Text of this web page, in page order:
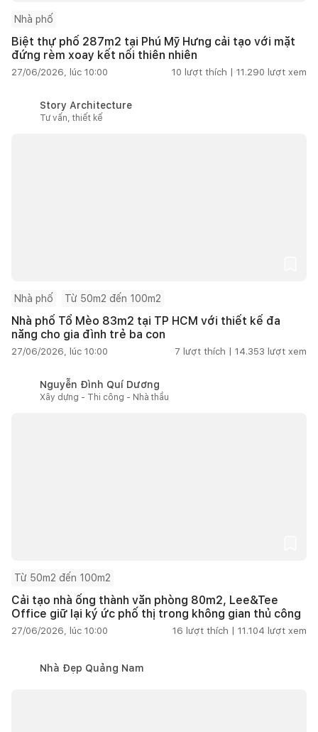
Nhà phố
Biệt thự phố 287m2 tại Phú Mỹ Hưng cải tạo với mặt
đứng rèm xoay kết nối thiên nhiên
27/06/2026, lúc 10:00 10 lượt thích | 11.290 lượt xem
Story Architecture
Tư vấn, thiết kế
Nhà phố Từ 50m2 đến 100m2
Nhà phố Tổ Mèo 83m2 tại TP HCM với thiết kế đa
năng cho gia đình trẻ ba con
27/06/2026, lúc 10:00 7 lượt thích | 14.353 lượt xem
Nguyễn Đình Quí Dương
Xây dựng - Thi công - Nhà thầu
Từ 50m2 đến 100m2
Cải tạo nhà ống thành văn phòng 80m2, Lee&Tee
Office giữ lại ký ức phố thị trong không gian thủ công
27/06/2026, lúc 10:00 16 lượt thích | 11.104 lượt xem
Nhà Đẹp Quảng Nam